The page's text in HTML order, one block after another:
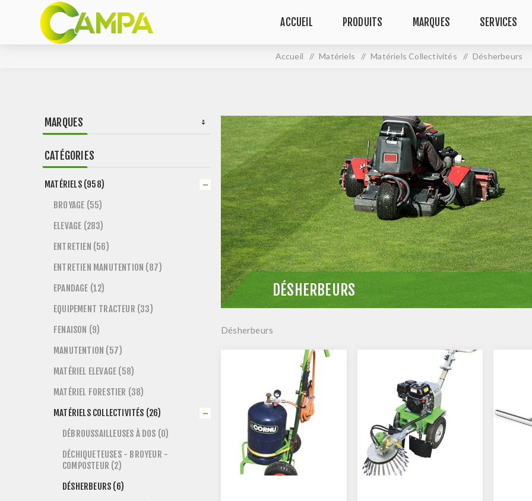
ACCUEIL PRODUITS MARQUES SERVICES
Accueil / Matériels / Matériels Collectivités / Désherbeurs
DÉSHERBEURS
Désherbeurs
MARQUES
CATÉGORIES
MATÉRIELS (958)
BROYAGE (55)
ELEVAGE (283)
ENTRETIEN (56)
ENTRETIEN MANUTENTION (87)
EPANDAGE (12)
EQUIPEMENT TRACTEUR (33)
FENAISON (9)
MANUTENTION (57)
MATÉRIEL ELEVAGE (58)
MATÉRIEL FORESTIER (38)
MATÉRIELS COLLECTIVITÉS (26)
DÉBROUSSAILLEUSES À DOS (0)
DÉCHIQUETEUSES - BROYEUR -
COMPOSTEUR (2)
DÉSHERBEURS (6)